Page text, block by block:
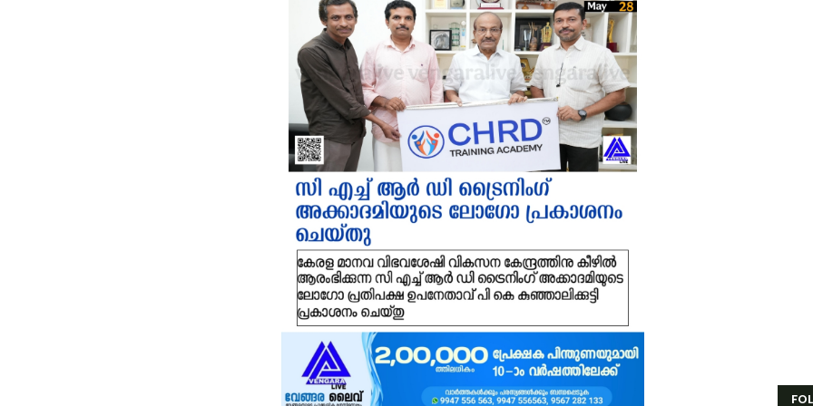
ചക്രവാതച്ചുഴിയുടെ സ്വാധീനം: സംസ്ഥാനത്ത് ഓഗസ്റ്റ് 7 വരെ മഴ തുടരുമെന്ന്
വിസ്ഡം യൂത്ത് വേങ്ങര സോൺ ട്രോമാകെയർ പരിശീലന ക്യാമ്പ്
പാണക്കാട് ശിഹാബ് തങ്ങളുടെ സ്മാരകമന്ദിരം വൈകാതെ
എസ്. എം. സർവർ മെഗാ ക്വിസ് -മലപ്പുറം ഈസ്റ്റ് സോൺ മത്സരം സമാപിച്ചു
സൗദിയിൽ വാഹനാപകടത്തിൽ മൂന്നിയൂർ സ്വദേശി മരണപ്പെട്ടു
ജോലിസ്ഥലത്ത് വെള്ളപ്പൊക്കം; അസമിൽ മരിച്ച തിരൂരങ്ങാടി
പായലും ചെളിയും മൂടി റോഡുകൾ; പ്രളയാനന്തര ജാഗ്രതയിൽ വേങ്ങര
ക്ഷേമ പെൻഷൻ ഇനി വീടുകളിലെത്തില്ല; സഹകരണ സംഘങ്ങളെ ഒഴിവാക്കി
പാണക്കാട് എടയപ്പാലം മണ്ണിടിച്ചിൽ രക്ഷാപ്രവർത്തനം: മികച്ച
വേങ്ങരയിൽ പ്രളയബാധിത മേഖലകളിൽ എലിപ്പനി പ്രതിരോധ ഗുളികകൾ